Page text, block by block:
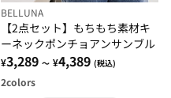
BELLUNA
【2点セット】もちもち素材キ
ーネックポンチョアンサンブル
¥3,289 ～ ¥4,389 (税込)
2colors